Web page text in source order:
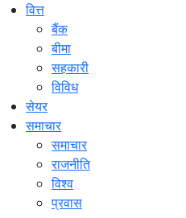
वित्त
बैंक
बीमा
सहकारी
विविध
सेयर
समाचार
समाचार
राजनीति
विश्व
प्रवास